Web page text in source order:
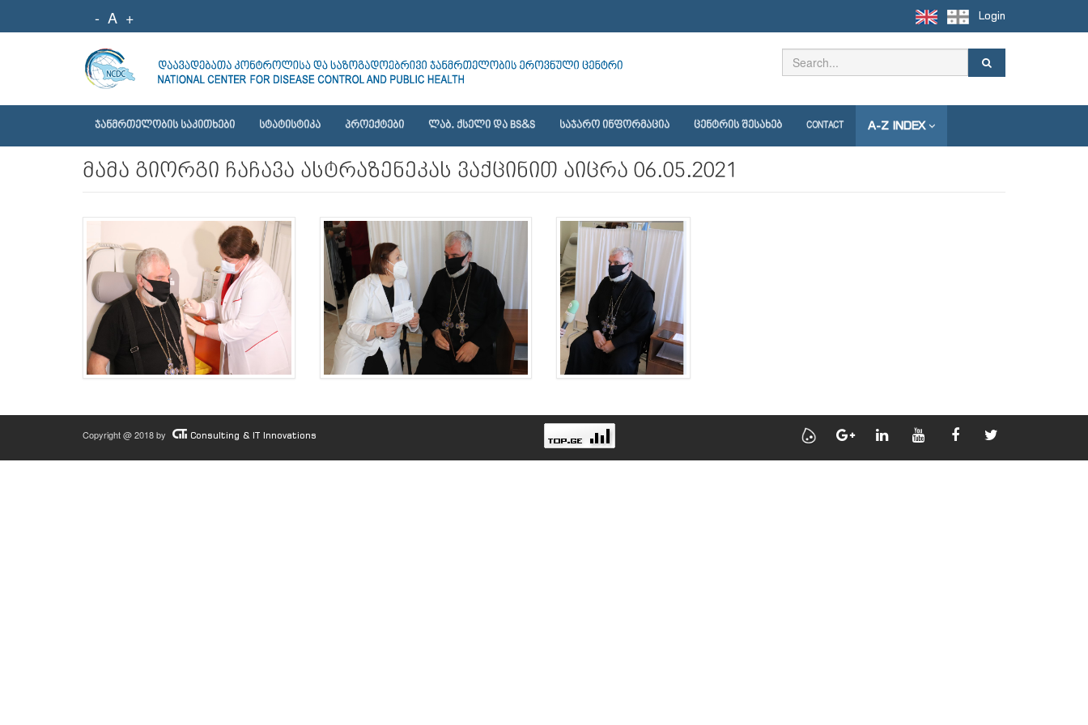
- A + Login
ᲯᲐᲜᲛᲠᲗᲔᲚᲝᲑᲘᲡ ᲡᲐᲙᲘᲗᲮᲔᲑᲘ ᲡᲢᲐᲢᲘᲡᲢᲘᲙᲐ ᲞᲠᲝᲔᲥᲢᲔᲑᲘ ᲚᲐᲑ. ᲥᲡᲔᲚᲘ ᲓᲐ BS&S ᲡᲐᲯᲐᲠᲝ ᲘᲜᲤᲝᲠᲛᲐᲪᲘᲐ ᲪᲔᲜᲢᲠᲘᲡ ᲨᲔᲡᲐᲮᲔᲑ CONTACT A-Z INDEX
მამა გიორგი ჩაჩავა ასტრაზენეკას ვაქცინით აიცრა 06.05.2021
Copyright @ 2018 by Consulting & IT Innovations